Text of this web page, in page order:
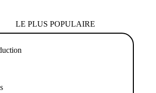
LE PLUS POPULAIRE